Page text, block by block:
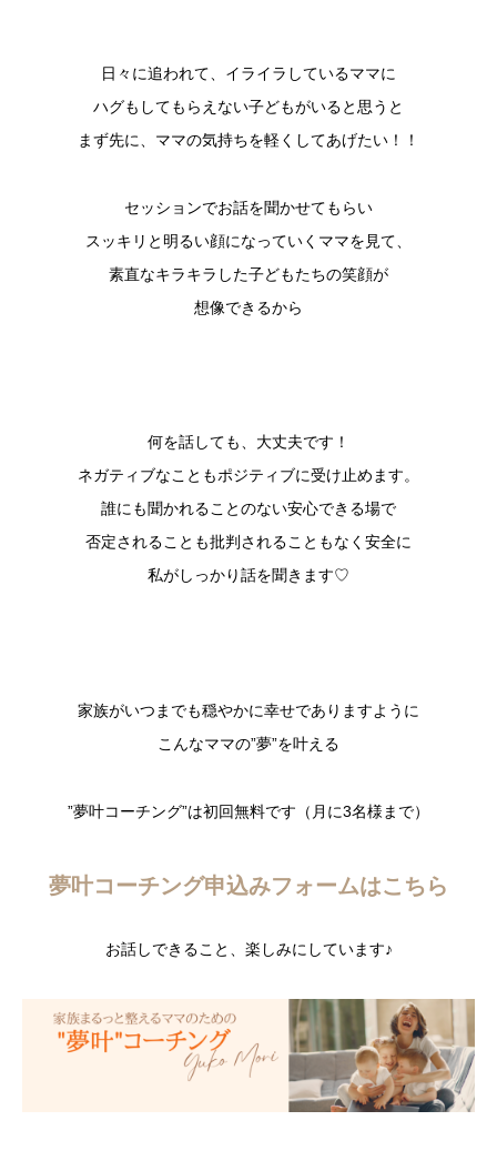
日々に追われて、イライラしているママに
ハグもしてもらえない子どもがいると思うと
まず先に、ママの気持ちを軽くしてあげたい！！
セッションでお話を聞かせてもらい
スッキリと明るい顔になっていくママを見て、
素直なキラキラした子どもたちの笑顔が
想像できるから
何を話しても、大丈夫です！
ネガティブなこともポジティブに受け止めます。
誰にも聞かれることのない安心できる場で
否定されることも批判されることもなく安全に
私がしっかり話を聞きます♡
家族がいつまでも穏やかに幸せでありますように
こんなママの”夢”を叶える
”夢叶コーチング”は初回無料です（月に3名様まで）
夢叶コーチング申込みフォームはこちら
お話しできること、楽しみにしています♪